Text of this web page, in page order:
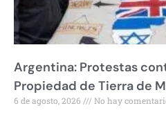
Argentina: Protestas
Propiedad de Tierra de
6 de agosto, 2026 No hay